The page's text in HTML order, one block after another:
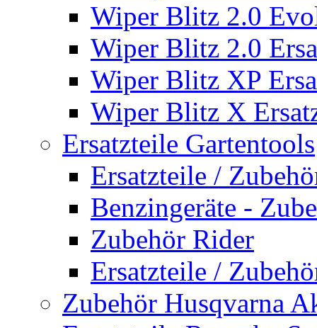
Wiper Blitz 2.0
Wiper Blitz 2.0
Wiper Blitz XP
Wiper Blitz X
Ersatzteile Gartentools
Ersatzteile /
Benzingeräte -
Zubehör Rider
Ersatzteile /
Zubehör Husqvarna